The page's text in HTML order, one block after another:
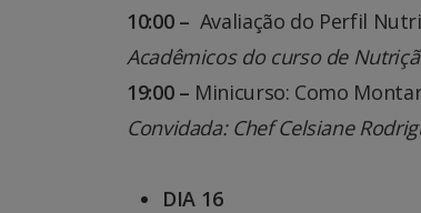
10:00 – Avaliação do Perfil
Acadêmicos do curso de
19:00 – Minicurso: Como
Convidada: Chef Celsiane
DIA 16